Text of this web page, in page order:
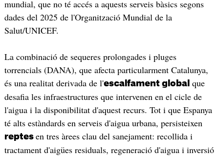
mundial, que no té accés a aquests serveis bàsics segons
dades del 2025 de l'Organització Mundial de la
Salut/UNICEF.
La combinació de sequeres prolongades i pluges
torrencials (DANA), que afecta particularment Catalunya,
és una realitat derivada de l'escalfament global que
desafia les infraestructures que intervenen en el cicle de
l'aigua i la disponibilitat d'aquest recurs. Tot i que Espanya
té alts estàndards en serveis d'aigua urbana, persisteixen
reptes en tres àrees clau del sanejament: recollida i
tractament d'aigües residuals, regeneració d'aigua i inversió